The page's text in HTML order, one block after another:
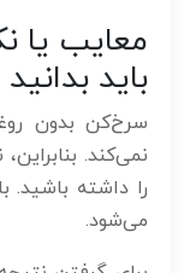
معایب یا
باید بدانید
سرخ‌کن بدون
نمی‌کند.
را داشته باشید.
می‌شود.